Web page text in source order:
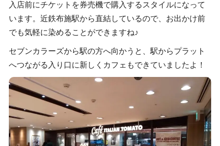
入店前にチケットを券売機で購入するスタイルになって
います。近鉄布施駅から直結しているので、お出かけ前
でも気軽に染めることができますね♪
セブンカラーズから駅の方へ向かうと、駅からプラット
へつながる入り口に新しくカフェもできていましたよ！